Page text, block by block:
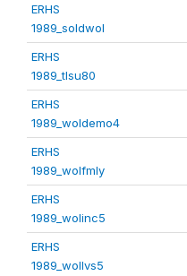
ERHS
1989_soldwol
ERHS
1989_tlsu80
ERHS
1989_woldemo4
ERHS
1989_wolfmly
ERHS
1989_wolinc5
ERHS
1989_wollvs5